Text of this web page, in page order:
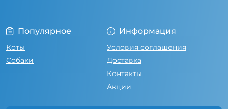
Популярное
Коты
Собаки
Информация
Условия соглашения
Доставка
Контакты
Акции